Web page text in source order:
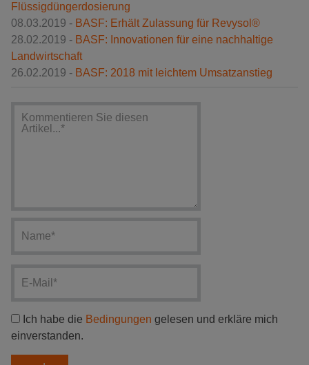
Flüssigdüngerdosierung
08.03.2019 - BASF: Erhält Zulassung für Revysol®
28.02.2019 - BASF: Innovationen für eine nachhaltige
Landwirtschaft
26.02.2019 - BASF: 2018 mit leichtem Umsatzanstieg
Ich habe die Bedingungen gelesen und erkläre mich
einverstanden.